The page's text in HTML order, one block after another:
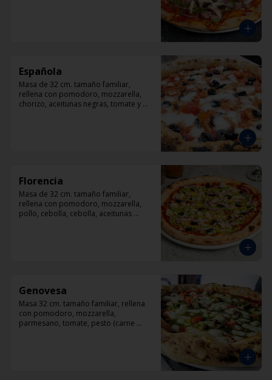
Española
Masa de 32 cm. tamaño familiar,
rellena con pomodoro, mozzarella,
chorizo, aceitunas negras, tomate y
Florencia
Masa de 32 cm. tamaño familiar,
rellena con pomodoro, mozzarella,
pollo, cebolla, cebolla, aceitunas
Genovesa
Masa 32 cm. tamaño familiar, rellena
con pomodoro, mozzarella,
parmesano, tomate, pesto (carne